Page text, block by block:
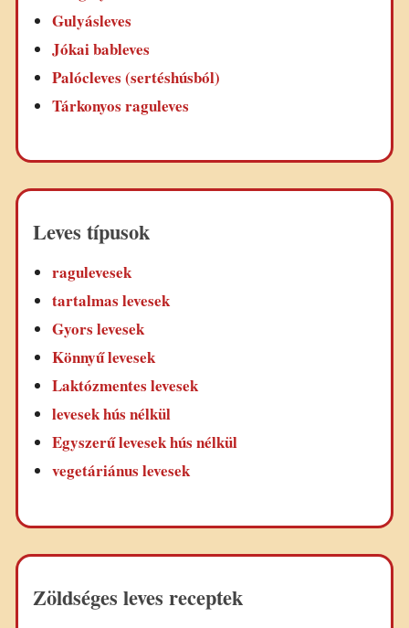
Gulyásleves
Jókai bableves
Palócleves (sertéshúsból)
Tárkonyos raguleves
Leves típusok
ragulevesek
tartalmas levesek
Gyors levesek
Könnyű levesek
Laktózmentes levesek
levesek hús nélkül
Egyszerű levesek hús nélkül
vegetáriánus levesek
Zöldséges leves receptek